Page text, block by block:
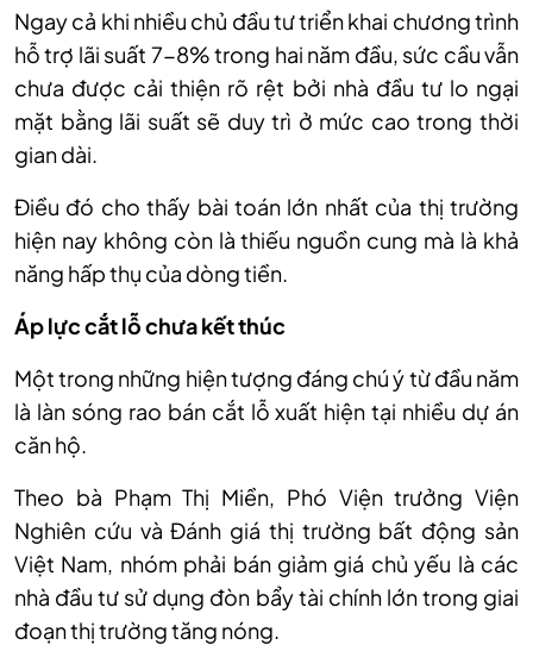
Ngay cả khi nhiều chủ đầu tư triển khai chương trình
hỗ trợ lãi suất 7-8% trong hai năm đầu, sức cầu vẫn
chưa được cải thiện rõ rệt bởi nhà đầu tư lo ngại
mặt bằng lãi suất sẽ duy trì ở mức cao trong thời
gian dài.
Điều đó cho thấy bài toán lớn nhất của thị trường
hiện nay không còn là thiếu nguồn cung mà là khả
năng hấp thụ của dòng tiền.
Áp lực cắt lỗ chưa kết thúc
Một trong những hiện tượng đáng chú ý từ đầu năm
là làn sóng rao bán cắt lỗ xuất hiện tại nhiều dự án
căn hộ.
Theo bà Phạm Thị Miền, Phó Viện trưởng Viện
Nghiên cứu và Đánh giá thị trường bất động sản
Việt Nam, nhóm phải bán giảm giá chủ yếu là các
nhà đầu tư sử dụng đòn bẩy tài chính lớn trong giai
đoạn thị trường tăng nóng.